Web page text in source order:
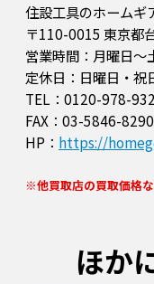
住設工具のホームギ
〒110-0015 東京都
営業時間：月曜日～
定休日：日曜日・祝
TEL：0120-978-932
FAX：03-5846-8290
HP： https://
※他買取店の買取価格
ほか